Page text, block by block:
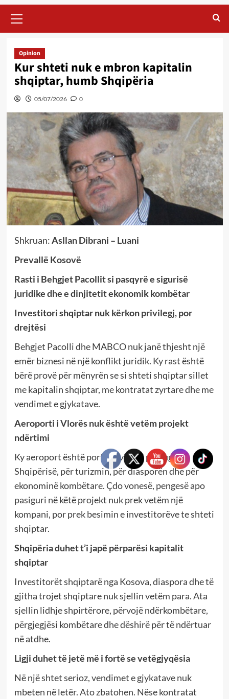
Menu
Opinion
Kur shteti nuk e mbron kapitalin
shqiptar, humb Shqipëria
05/07/2026 0
Shkruan:Asllan Dibrani – Luani
Prevallë Kosovë
Rasti i Behgjet Pacollit si pasqyrë e sigurisë
juridike dhe e dinjitetit ekonomik kombëtar
Investitori shqiptar nuk kërkon privilegj, por
drejtësi
Behgjet Pacolli dhe MABCO nuk janë thjesht një
emër biznesi në një konflikt juridik. Ky rast është
bërë provë për mënyrën se si shteti shqiptar sillet
me kapitalin shqiptar, me kontratat zyrtare dhe me
vendimet e gjykatave.
Aeroporti i Vlorës nuk është vetëm projekt
ndërtimi
Ky aeroport është portë zhvillimi për jugun e
Shqipërisë, për turizmin, për diasporën dhe për
ekonominë kombëtare. Çdo vonesë, pengesë apo
pasiguri në këtë projekt nuk prek vetëm një
kompani, por prek besimin e investitorëve te shteti
shqiptar.
Shqipëria duhet t’i japë përparësi kapitalit
shqiptar
Investitorët shqiptarë nga Kosova, diaspora dhe të
gjitha trojet shqiptare nuk sjellin vetëm para. Ata
sjellin lidhje shpirtërore, përvojë ndërkombëtare,
përgjegjësi kombëtare dhe dëshirë për të ndërtuar
në atdhe.
Ligji duhet të jetë më i fortë se vetëgjyqësia
Në një shtet serioz, vendimet e gjykatave nuk
mbeten në letër. Ato zbatohen. Nëse kontratat